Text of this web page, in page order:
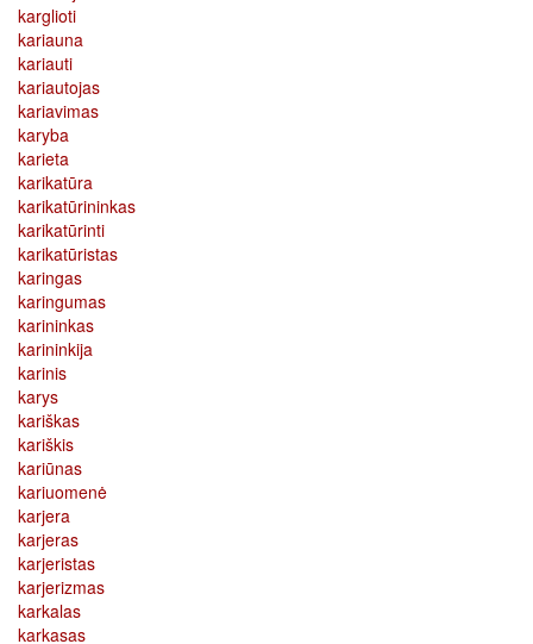
karglioti
kariauna
kariauti
kariautojas
kariavimas
karyba
karieta
karikatūra
karikatūrininkas
karikatūrinti
karikatūristas
karingas
karingumas
karininkas
karininkija
karinis
karys
kariškas
kariškis
kariūnas
kariuomenė
karjera
karjeras
karjeristas
karjerizmas
karkalas
karkasas